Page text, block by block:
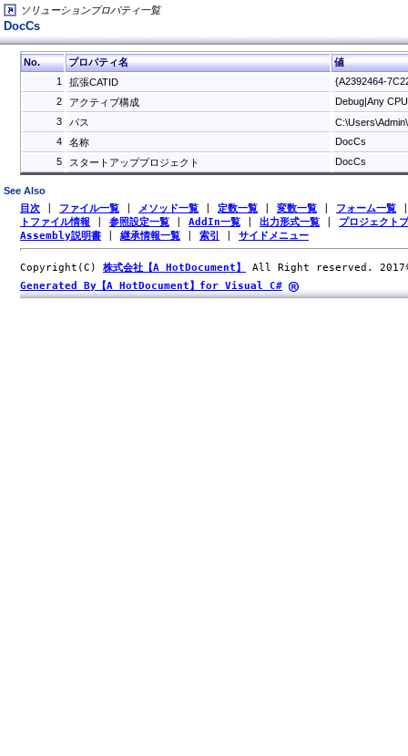
ソリューションプロパティ一覧
DocCs
No. プロパティ名
値
1
拡張CATID
{A2392464-
2
アクティブ構成
Debug|Any CPU
3
パス
4
名称
DocCs
5
スタートアッププロジェクト DocCs
See Also
目次 ファイル一覧 メソッド一覧 定数一覧 変数一覧 フォーム一覧
トファイル情報
参照設定一覧 AddIn一覧 出力形式一覧
プロジェクト
Assembly説明書
継承情報一覧 索引 サイドメニュー
Copyright(C) 株式会社【A HotDocument】
All Right reserved. 2017
Generated By【A HotDocument】for Visual C#